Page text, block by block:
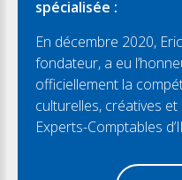
spécialisée :
En décembre 2020,
fondateur, a eu
officiellement la
culturelles, créatives
Experts-Comptables